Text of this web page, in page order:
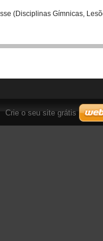
(Disciplinas Gímnicas,
Crie o seu site grátis